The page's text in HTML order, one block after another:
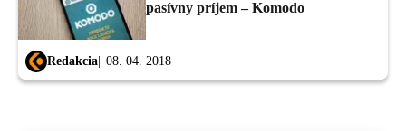
pasívny príjem – Komodo
Redakcia 08. 04. 2018